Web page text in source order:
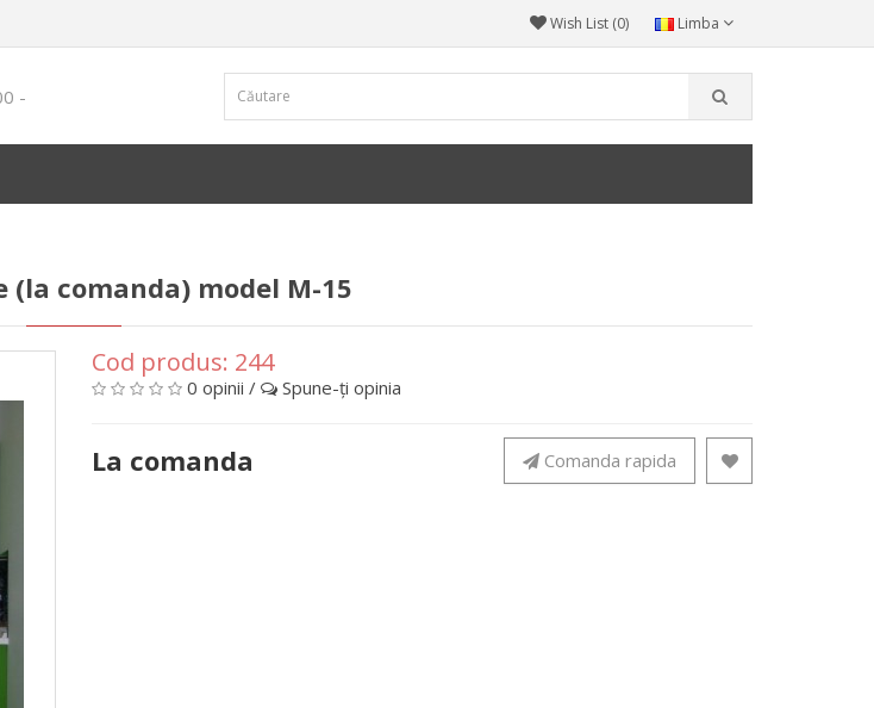
Limba
Wish List (0)
-
(la comanda) model М-15
Cod produs: 244
0 opinii / Spune-ţi opinia
La comanda Comanda rapida